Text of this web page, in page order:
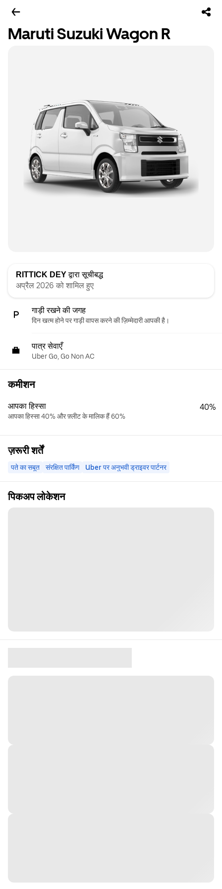
Maruti Suzuki Wagon R
RITTICK DEYद्वारा सूचीबद्ध
अप्रैल 2026 को शामिल हुए
गाड़ी रखने की जगह
दिन खत्म होने पर गाड़ी वापस करने की ज़िम्मेदारी आपकी है।
पात्र सेवाएँ
Uber Go, Go Non AC
कमीशन
आपका हिस्सा
आपका हिस्सा 40% और फ़्लीट के मालिक हैं 60%
40%
ज़रूरी शर्तें
पते का सबूत संरक्षित पार्किंग Uber पर अनुभवी ड्राइवर पार्टनर
पिकअप लोकेशन